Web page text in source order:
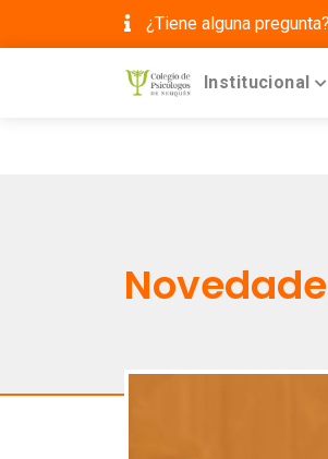
¿Tiene alguna pregunta?
Institucional